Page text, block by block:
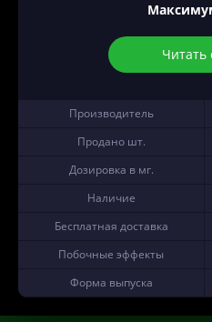
Читать
Производитель
Продано шт.
Дозировка в мг.
Наличие
Бесплатная доставка
Побочные эффекты
Форма выпуска